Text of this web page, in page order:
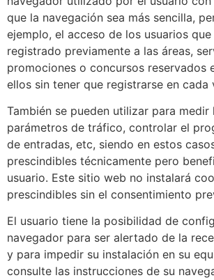
que la navegación sea más sencilla,
ejemplo, el acceso de los usuarios que
registrado previamente a las áreas,
promociones o concursos reservados
ellos sin tener que registrarse en cada
También se pueden utilizar para medir
parámetros de tráfico, controlar el
de entradas, etc, siendo en estos
prescindibles técnicamente pero
usuario. Este sitio web no instalará
prescindibles sin el consentimiento
El usuario tiene la posibilidad de
navegador para ser alertado de la
y para impedir su instalación en su
consulte las instrucciones de su